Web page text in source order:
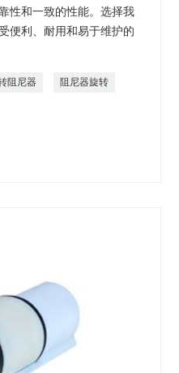
性和一致的性能。选择我
便利、耐用和易于维护的
阻尼器 阻尼器旋转